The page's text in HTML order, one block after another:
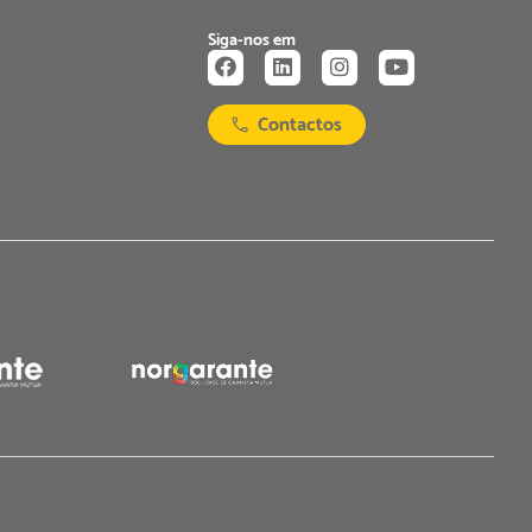
Siga-nos em
Contactos